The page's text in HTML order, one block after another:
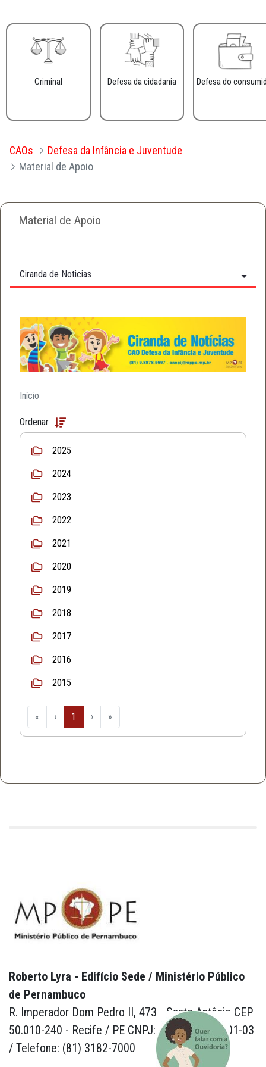
Criminal Defesa da cidadania Defesa do
CAOs
Defesa da Infância e Juventude
Material de Apoio
Material de Apoio
Ciranda de Noticias
Início
Ordenar
2025
2024
2023
2022
2021
2020
2019
2018
2017
2016
2015
« ‹ 1 › »
Roberto Lyra - Edifício Sede / Ministério Público
de Pernambuco
R. Imperador Dom Pedro II, 473 - Santo Antônio CEP
50.010-240 - Recife / PE CNPJ: 24.417.065/0001-03
/ Telefone: (81) 3182-7000